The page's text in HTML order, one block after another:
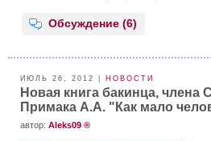
Обсуждение (6)
ИЮЛЬ 26, 2012 | НОВОСТИ
Новая книга бакинца, члена
Примака А.А. "Как мало
aвтор: Aleks09 ®